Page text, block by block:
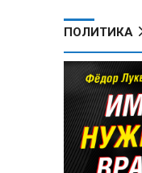
ПОЛИТИКА